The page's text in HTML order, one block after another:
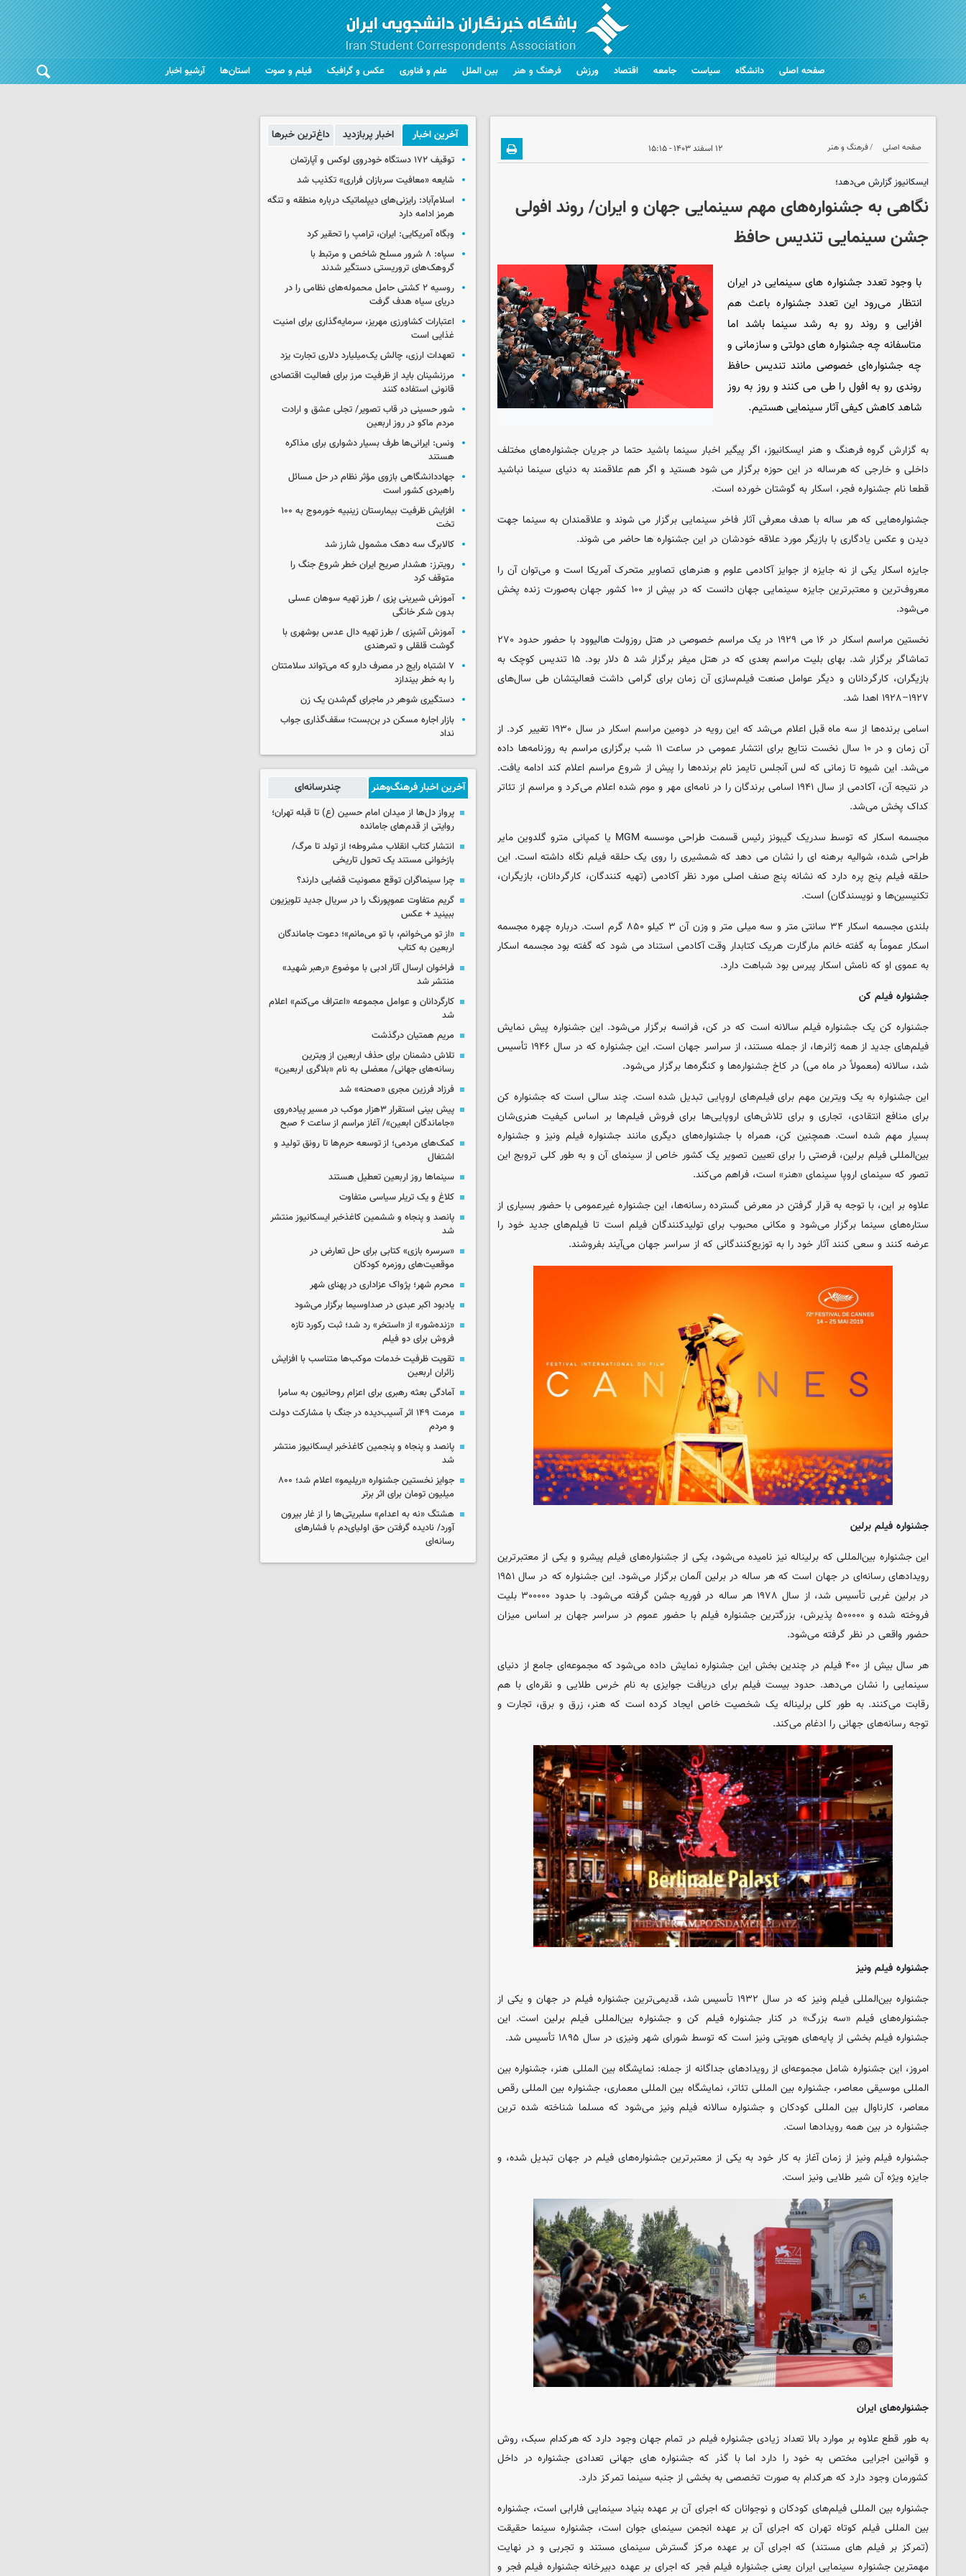
صفحه اصلی دانشگاه سیاست جامعه اقتصاد ورزش فرهنگ و هنر بین الملل علم و فناوری عکس و گرافیک فیلم و صوت استان‌ها آرشیو اخبار
صفحه اصلی فرهنگ و هنر ۱۲ اسفند ۱۴۰۳ - ۱۵:۱۵
ایسکانیوز گزارش می‌دهد؛
نگاهی به جشنواره‌های مهم سینمایی جهان و ایران/ روند افولی
جشن سینمایی تندیس حافظ
با وجود تعدد جشنواره های سینمایی در ایران
انتظار می‌رود این تعدد جشنواره باعث هم
افزایی و روند رو به رشد سینما باشد اما
متاسفانه چه جشنواره های دولتی و سازمانی و
چه جشنواره‌ای خصوصی مانند تندیس حافظ
روندی رو به افول را طی می کنند و روز به روز
شاهد کاهش کیفی آثار سینمایی هستیم.
به گزارش گروه فرهنگ و هنر ایسکانیوز، اگر پیگیر اخبار سینما باشید حتما در جریان جشنواره‌های مختلف
داخلی و خارجی که هرساله در این حوزه برگزار می شود هستید و اگر هم علاقمند به دنیای سینما نباشید
قطعا نام جشنواره فجر، اسکار به گوشتان خورده است.
جشنواره‌هایی که هر ساله با هدف معرفی آثار فاخر سینمایی برگزار می شوند و علاقمندان به سینما جهت
دیدن و عکس یادگاری با بازیگر مورد علاقه خودشان در این جشنواره ها حاضر می شوند.
جایزه اسکار یکی از نه جایزه از جوایز آکادمی علوم و هنرهای تصاویر متحرک آمریکا است و می‌توان آن را
معروف‌ترین و معتبرترین جایزه سینمایی جهان دانست که در بیش از ۱۰۰ کشور جهان به‌صورت زنده پخش
می‌شود.
نخستین مراسم اسکار در ۱۶ می ۱۹۲۹ در یک مراسم خصوصی در هتل روزولت هالیوود با حضور حدود ۲۷۰
تماشاگر برگزار شد. بهای بلیت مراسم بعدی که در هتل میفر برگزار شد ۵ دلار بود. ۱۵ تندیس کوچک به
بازیگران، کارگردانان و دیگر عوامل صنعت فیلم‌سازی آن زمان برای گرامی داشت فعالیتشان طی سال‌های
۱۹۲۷–۱۹۲۸ اهدا شد.
اسامی برنده‌ها از سه ماه قبل اعلام می‌شد که این رویه در دومین مراسم اسکار در سال ۱۹۳۰ تغییر کرد. از
آن زمان و در ۱۰ سال نخست نتایج برای انتشار عمومی در ساعت ۱۱ شب برگزاری مراسم به روزنامه‌ها داده
می‌شد. این شیوه تا زمانی که لس آنجلس تایمز نام برنده‌ها را پیش از شروع مراسم اعلام کند ادامه یافت.
در نتیجه آن، آکادمی از سال ۱۹۴۱ اسامی برندگان را در نامه‌ای مهر و موم شده اعلام می‌کرد و مراسم از تئاتر
کداک پخش می‌شد.
مجسمه اسکار که توسط سدریک گیبونز رئیس قسمت طراحی موسسه MGM یا کمپانی مترو گلدوین مایر
طراحی شده، شوالیه برهنه ای را نشان می دهد که شمشیری را روی یک حلقه فیلم نگاه داشته است. این
حلقه فیلم پنج پره دارد که نشانه پنج صنف اصلی مورد نظر آکادمی (تهیه کنندگان، کارگردانان، بازیگران،
تکنیسین‌ها و نویسندگان) است.
بلندی مجسمه اسکار ۳۴ سانتی متر و سه میلی متر و وزن آن ۳ کیلو ۸۵۰ گرم است. درباره چهره مجسمه
اسکار عموماً به گفته خانم مارگارت هریک کتابدار وقت آکادمی استناد می شود که گفته بود مجسمه اسکار
به عموی او که نامش اسکار پیرس بود شباهت دارد.
جشنواره فیلم کن
جشنواره کن یک جشنواره فیلم سالانه است که در کن، فرانسه برگزار می‌شود. این جشنواره پیش نمایش
فیلم‌های جدید از همه ژانرها، از جمله مستند، از سراسر جهان است. این جشنواره که در سال ۱۹۴۶ تأسیس
شد، سالانه (معمولاً در ماه می) در کاخ جشنواره‌ها و کنگره‌ها برگزار می‌شود.
این جشنواره به یک ویترین مهم برای فیلم‌های اروپایی تبدیل شده است. چند سالی است که جشنواره کن
برای منافع انتقادی، تجاری و برای تلاش‌های اروپایی‌ها برای فروش فیلم‌ها بر اساس کیفیت هنری‌شان
بسیار مهم شده است. همچنین کن، همراه با جشنواره‌های دیگری مانند جشنواره فیلم ونیز و جشنواره
بین‌المللی فیلم برلین، فرصتی را برای تعیین تصویر یک کشور خاص از سینمای آن و به طور کلی ترویج این
تصور که سینمای اروپا سینمای «هنر» است، فراهم می‌کند.
علاوه بر این، با توجه به قرار گرفتن در معرض گسترده رسانه‌ها، این جشنواره غیرعمومی با حضور بسیاری از
ستاره‌های سینما برگزار می‌شود و مکانی محبوب برای تولیدکنندگان فیلم است تا فیلم‌های جدید خود را
عرضه کنند و سعی کنند آثار خود را به توزیع‌کنندگانی که از سراسر جهان می‌آیند بفروشند.
جشنواره فیلم برلین
این جشنواره بین‌المللی که برلیناله نیز نامیده می‌شود، یکی از جشنواره‌های فیلم پیشرو و یکی از معتبرترین
رویدادهای رسانه‌ای در جهان است که هر ساله در برلین آلمان برگزار می‌شود. این جشنواره که در سال ۱۹۵۱
در برلین غربی تأسیس شد، از سال ۱۹۷۸ هر ساله در فوریه جشن گرفته می‌شود. با حدود ۳۰۰۰۰۰ بلیت
فروخته شده و ۵۰۰۰۰۰ پذیرش، بزرگترین جشنواره فیلم با حضور عموم در سراسر جهان بر اساس میزان
حضور واقعی در نظر گرفته می‌شود.
هر سال بیش از ۴۰۰ فیلم در چندین بخش این جشنواره نمایش داده می‌شود که مجموعه‌ای جامع از دنیای
سینمایی را نشان می‌دهد. حدود بیست فیلم برای دریافت جوایزی به نام خرس طلایی و نقره‌ای با هم
رقابت می‌کنند. به طور کلی برلیناله یک شخصیت خاص ایجاد کرده است که هنر، زرق و برق، تجارت و
توجه رسانه‌های جهانی را ادغام می‌کند.
جشنواره فیلم ونیز
جشنواره بین‌المللی فیلم ونیز که در سال ۱۹۳۲ تأسیس شد، قدیمی‌ترین جشنواره فیلم در جهان و یکی از
جشنواره‌های فیلم «سه بزرگ» در کنار جشنواره فیلم کن و جشنواره بین‌المللی فیلم برلین است. این
جشنواره فیلم بخشی از پایه‌های هویتی ونیز است که توسط شورای شهر ونیزی در سال ۱۸۹۵ تأسیس شد.
امروز، این جشنواره شامل مجموعه‌ای از رویدادهای جداگانه از جمله: نمایشگاه بین المللی هنر، جشنواره بین
المللی موسیقی معاصر، جشنواره بین المللی تئاتر، نمایشگاه بین المللی معماری، جشنواره بین المللی رقص
معاصر، کارناوال بین المللی کودکان و جشنواره سالانه فیلم ونیز می‌شود که مسلما شناخته شده ترین
جشنواره در بین همه رویدادها است.
جشنواره فیلم ونیز از زمان آغاز به کار خود به یکی از معتبرترین جشنواره‌های فیلم در جهان تبدیل شده، و
جایزه ویژه آن شیر طلایی ونیز است.
جشنواره‌های ایران
به طور قطع علاوه بر موارد بالا تعداد زیادی جشنواره فیلم در تمام جهان وجود دارد که هرکدام سبک، روش
و قوانین اجرایی مختص به خود را دارد اما با گذر که جشنواره های جهانی تعدادی جشنواره در داخل
کشورمان وجود دارد که هرکدام به صورت تخصصی به بخشی از جنبه سینما تمرکز دارد.
جشنواره بین المللی فیلم‌های کودکان و نوجوانان که اجرای آن بر عهده بنیاد سینمایی فارابی است، جشنواره
بین المللی فیلم کوتاه تهران که اجرای آن بر عهده انجمن سینمای جوان است، جشنواره سینما حقیقت
(تمرکز بر فیلم های مستند) که اجرای آن بر عهده مرکز گسترش سینمای مستند و تجربی و در نهایت
مهمترین جشنواره سینمایی ایران یعنی جشنواره فیلم فجر که اجرای بر عهده دبیرخانه جشنواره فیلم فجر و
آخرین اخبار اخبار پربازدید داغ‌ترین خبرها
توقیف ۱۷۲ دستگاه خودروی لوکس و آپارتمان
شایعه «معافیت سربازان فراری» تکذیب شد
اسلام‌آباد: رایزنی‌های دیپلماتیک درباره منطقه و تنگه
هرمز ادامه دارد
وبگاه آمریکایی: ایران، ترامپ را تحقیر کرد
سپاه: ۸ شرور مسلح شاخص و مرتبط با
گروهک‌های تروریستی دستگیر شدند
روسیه ۲ کشتی حامل محموله‌های نظامی را در
دریای سیاه هدف گرفت
اعتبارات کشاورزی مهریز، سرمایه‌گذاری برای امنیت
غذایی است
تعهدات ارزی، چالش یک‌میلیارد دلاری تجارت یزد
مرزنشینان باید از ظرفیت مرز برای فعالیت اقتصادی
قانونی استفاده کنند
شور حسینی در قاب تصویر/ تجلی عشق و ارادت
مردم ماکو در روز اربعین
ونس: ایرانی‌ها طرف بسیار دشواری برای مذاکره
هستند
جهاددانشگاهی بازوی مؤثر نظام در حل مسائل
راهبردی کشور است
افزایش ظرفیت بیمارستان زینبیه خورموج به ۱۰۰
تخت
کالابرگ سه دهک مشمول شارز شد
رویترز: هشدار صریح ایران خطر شروع جنگ را
متوقف کرد
آموزش شیرینی پزی / طرز تهیه سوهان عسلی
بدون شکر خانگی
آموزش آشپزی / طرز تهیه دال عدس بوشهری با
گوشت قلقلی و تمرهندی
۷ اشتباه رایج در مصرف دارو که می‌تواند سلامتتان
را به خطر بیندازد
دستگیری شوهر در ماجرای گم‌شدن یک زن
بازار اجاره مسکن در بن‌بست؛ سقف‌گذاری جواب
نداد
آخرین اخبار فرهنگ‌وهنر چندرسانه‌ای
پرواز دل‌ها از میدان امام حسین (ع) تا قبله تهران؛
روایتی از قدم‌های جامانده
انتشار کتاب انقلاب مشروطه؛ از تولد تا مرگ/
بازخوانی مستند یک تحول تاریخی
چرا سینماگران توقع مصونیت قضایی دارند؟
گریم متفاوت عموپورنگ را در سریال جدید تلویزیون
ببینید + عکس
«از تو می‌خوانم، با تو می‌مانم»؛ دعوت جاماندگان
اربعین به کتاب
فراخوان ارسال آثار ادبی با موضوع «رهبر شهید»
منتشر شد
کارگردانان و عوامل مجموعه «اعتراف می‌کنم» اعلام
شد
مریم همتیان درگذشت
تلاش دشمنان برای حذف اربعین از ویترین
رسانه‌های جهانی/ معضلی به نام «بلاگری اربعین»
فرزاد فرزین مجری «صحنه» شد
پیش بینی استقرار ۳هزار موکب در مسیر پیاده‌روی
«جاماندگان ابعین»/ آغاز مراسم از ساعت ۶ صبح
کمک‌های مردمی؛ از توسعه حرم‌ها تا رونق تولید و
اشتغال
سینماها روز اربعین تعطیل هستند
کلاغ و یک تریلر سیاسی متفاوت
پانصد و پنجاه و ششمین کاغذخبر ایسکانیوز منتشر
شد
«سرسره بازی» کتابی برای حل تعارض در
موقعیت‌های روزمره کودکان
محرم شهر؛ پژواک عزاداری در پهنای شهر
یادبود اکبر عبدی در صداوسیما برگزار می‌شود
«زنده‌شور» از «استخر» رد شد؛ ثبت رکورد تازه
فروش برای دو فیلم
تقویت ظرفیت خدمات موکب‌ها متناسب با افزایش
زائران اربعین
آمادگی بعثه رهبری برای اعزام روحانیون به سامرا
مرمت ۱۴۹ اثر آسیب‌دیده در جنگ با مشارکت دولت
و مردم
پانصد و پنجاه و پنجمین کاغذخبر ایسکانیوز منتشر
شد
جوایز نخستین جشنواره «ریلیمو» اعلام شد؛ ۸۰۰
میلیون تومان برای اثر برتر
هشتگ «نه به اعدام» سلبریتی‌ها را از غار بیرون
آورد/ نادیده گرفتن حق اولیای‌دم با فشارهای
رسانه‌ای